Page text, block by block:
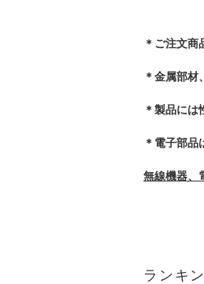
＊ご注文商
＊金属部材
＊製品には
＊電子部品
無線機器、
ランキ